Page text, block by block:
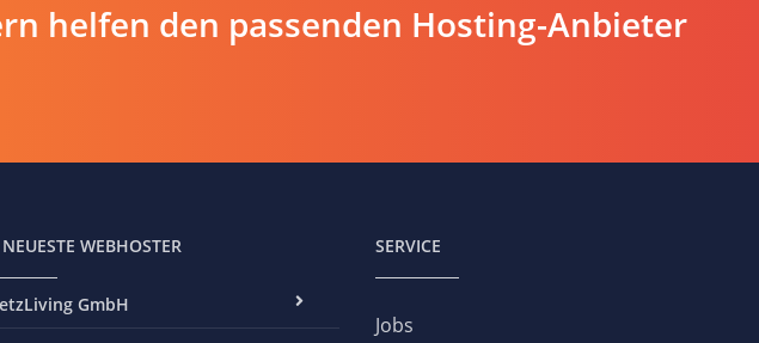
helfen den passenden Hosting-Anbieter
NEUESTE WEBHOSTER
GmbH
SERVICE
Jobs